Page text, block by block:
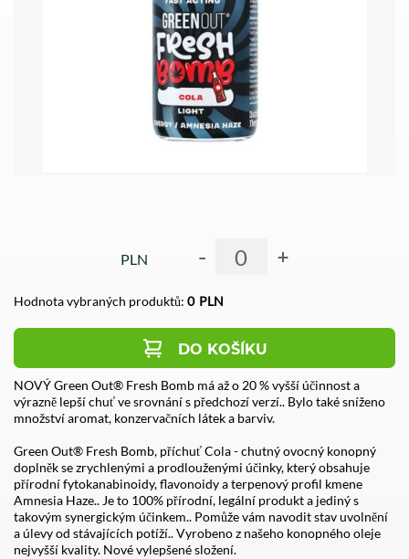
PLN - +
Hodnota vybraných produktů: 0 PLN
DO KOŠÍKU
NOVÝ Green Out® Fresh Bomb má až o 20 % vyšší účinnost a
výrazně lepší chuť ve srovnání s předchozí verzí.. Bylo také sníženo
množství aromat, konzervačních látek a barviv.
Green Out® Fresh Bomb, příchuť Cola - chutný ovocný konopný
doplněk se zrychlenými a prodlouženými účinky, který obsahuje
přírodní fytokanabinoidy, flavonoidy a terpenový profil kmene
Amnesia Haze.. Je to 100% přírodní, legální produkt a jediný s
takovým synergickým účinkem.. Pomůže vám navodit stav uvolnění
a úlevy od stávajících potíží.. Vyrobeno z našeho konopného oleje
nejvyšší kvality. Nové vylepšené složení.